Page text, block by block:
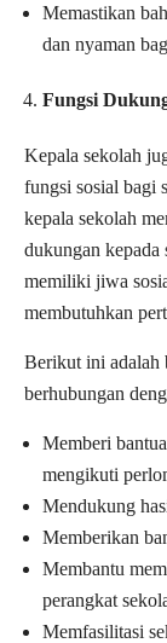
Memastikan
dan nyaman
Fungsi
Kepala sekolah
fungsi sosial bagi
kepala sekolah
dukungan kepada
memiliki jiwa
membutuhkan
Berikut ini adalah
berhubungan
Memberi
mengikuti
Mendukung
Memberikan
Membantu
perangkat
Memfasilitasi